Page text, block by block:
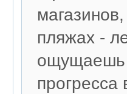
пляжах -
ощущаешь